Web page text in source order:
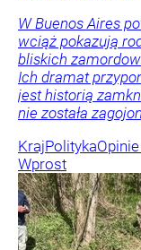
W Buenos Aires
wciąż pokazują
bliskich
Ich dramat
jest historią
nie została
KrajPolityka
Wprost